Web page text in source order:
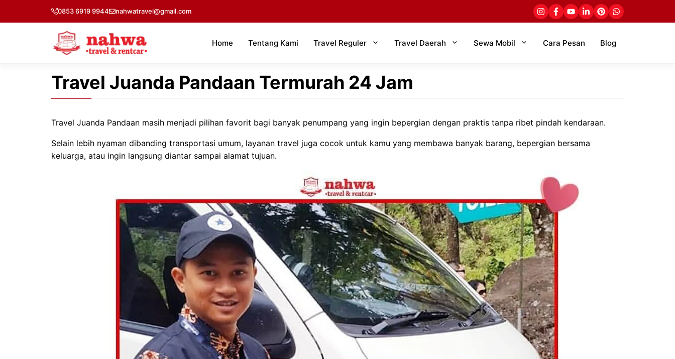
0853 6919 9944 nahwatravel@gmail.com
Home Tentang Kami Travel Reguler Travel Daerah Sewa Mobil Cara Pesan Blog
Travel Juanda Pandaan Termurah 24 Jam
Travel Juanda Pandaan masih menjadi pilihan favorit bagi banyak penumpang yang ingin bepergian dengan praktis tanpa ribet pindah kendaraan.
Selain lebih nyaman dibanding transportasi umum, layanan travel juga cocok untuk kamu yang membawa banyak barang, bepergian bersama
keluarga, atau ingin langsung diantar sampai alamat tujuan.